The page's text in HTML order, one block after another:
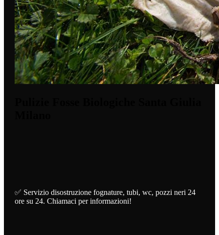
✅ Servizio disostruzione fognature, tubi, wc, pozzi neri 24
ore su 24. Chiamaci per informazioni!